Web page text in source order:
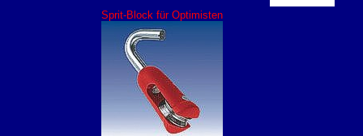
Sprit-Block für Optimisten